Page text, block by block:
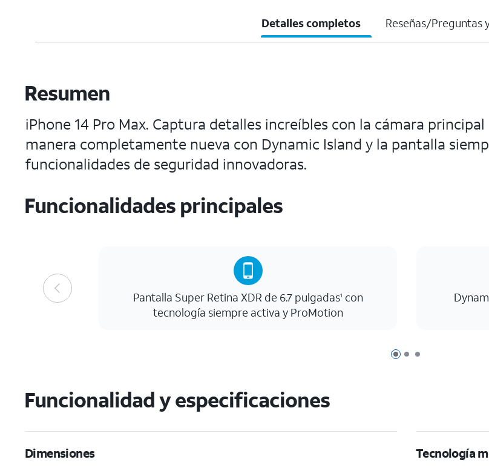
Detalles completos Reseñas/Preguntas
Resumen
iPhone 14 Pro Max. Captura detalles increíbles con la cámara
manera completamente nueva con Dynamic Island y la pantalla
funcionalidades de seguridad innovadoras.
Funcionalidades principales
Página 1 de 3
Página 2 de 3
Página 3 de 3
Pantalla Super Retina XDR de 6.7 pulgadas1 con
tecnología siempre activa y ProMotion
Funcionalidad y especificaciones
Dimensiones Tecnología